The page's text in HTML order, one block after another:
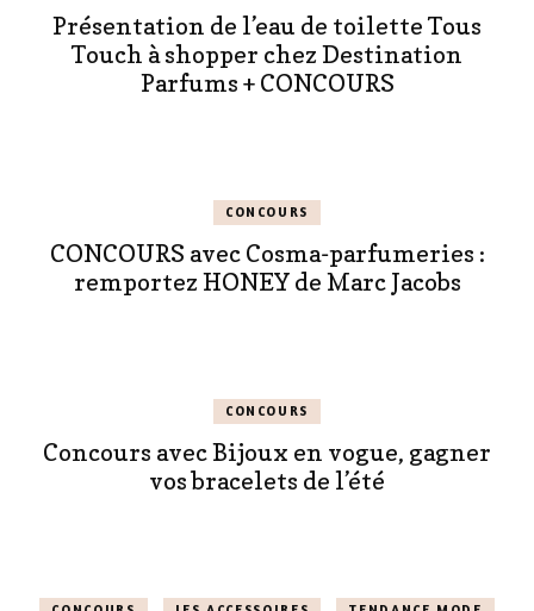
Présentation de l’eau de toilette Tous
Touch à shopper chez Destination
Parfums + CONCOURS
CONCOURS
CONCOURS avec Cosma-parfumeries :
remportez HONEY de Marc Jacobs
CONCOURS
Concours avec Bijoux en vogue, gagner
vos bracelets de l’été